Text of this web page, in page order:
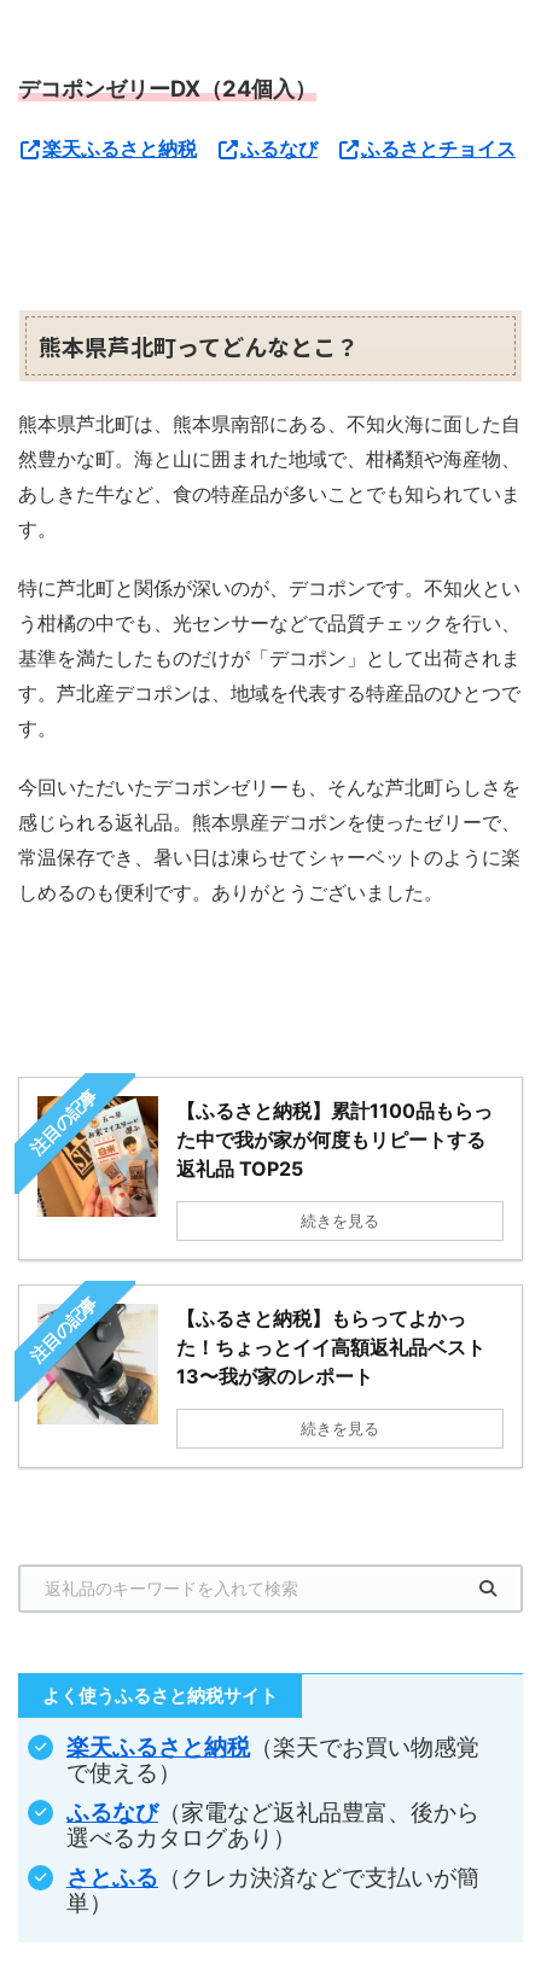
デコポンゼリーDX（24個入）
楽天ふるさと納税 ふるなび ふるさとチョイス
熊本県芦北町ってどんなとこ？
熊本県芦北町は、熊本県南部にある、不知火海に面した自
然豊かな町。海と山に囲まれた地域で、柑橘類や海産物、
あしきた牛など、食の特産品が多いことでも知られていま
す。
特に芦北町と関係が深いのが、デコポンです。不知火とい
う柑橘の中でも、光センサーなどで品質チェックを行い、
基準を満たしたものだけが「デコポン」として出荷されま
す。芦北産デコポンは、地域を代表する特産品のひとつで
す。
今回いただいたデコポンゼリーも、そんな芦北町らしさを
感じられる返礼品。熊本県産デコポンを使ったゼリーで、
常温保存でき、暑い日は凍らせてシャーベットのように楽
しめるのも便利です。ありがとうございました。
注目の記事
【ふるさと納税】累計1100品もらっ
た中で我が家が何度もリピートする
返礼品 TOP25
続きを見る
注目の記事
【ふるさと納税】もらってよかっ
た！ちょっとイイ高額返礼品ベスト
13〜我が家のレポート
続きを見る
よく使うふるさと納税サイト
楽天ふるさと納税（楽天でお買い物感覚
で使える）
ふるなび（家電など返礼品豊富、後から
選べるカタログあり）
さとふる （クレカ決済などで支払いが簡
単）